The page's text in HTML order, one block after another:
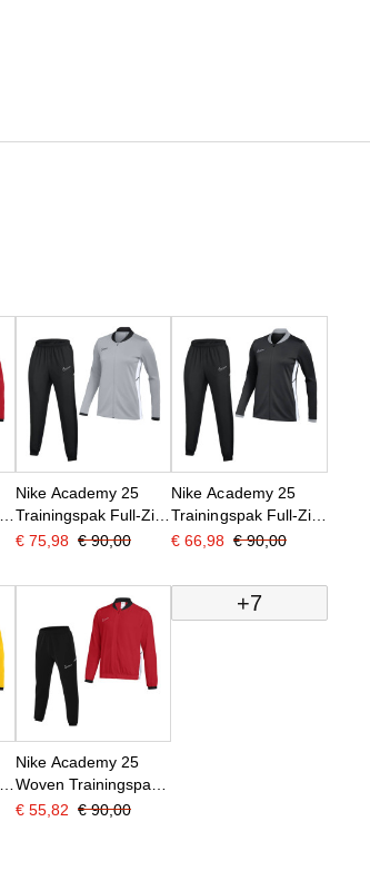
Nike Academy 25
Trainingspak Full-Zip
Grijs Zwart Wit
€ 75,98 € 90,00
Nike Academy 25
Trainingspak Full-Zip
Zwart Grijs Wit
€ 66,98 € 90,00
Nike Academy 25
Woven Trainingspak
Full-Zip Rood Zwart
€ 55,82 € 90,00
+7